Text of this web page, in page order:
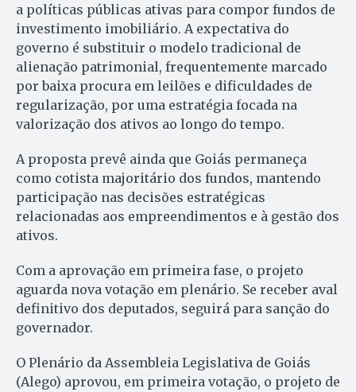
a políticas públicas ativas para compor fundos de
investimento imobiliário. A expectativa do
governo é substituir o modelo tradicional de
alienação patrimonial, frequentemente marcado
por baixa procura em leilões e dificuldades de
regularização, por uma estratégia focada na
valorização dos ativos ao longo do tempo.
A proposta prevê ainda que Goiás permaneça
como cotista majoritário dos fundos, mantendo
participação nas decisões estratégicas
relacionadas aos empreendimentos e à gestão dos
ativos.
Com a aprovação em primeira fase, o projeto
aguarda nova votação em plenário. Se receber aval
definitivo dos deputados, seguirá para sanção do
governador.
O Plenário da Assembleia Legislativa de Goiás
(Alego) aprovou, em primeira votação, o projeto de